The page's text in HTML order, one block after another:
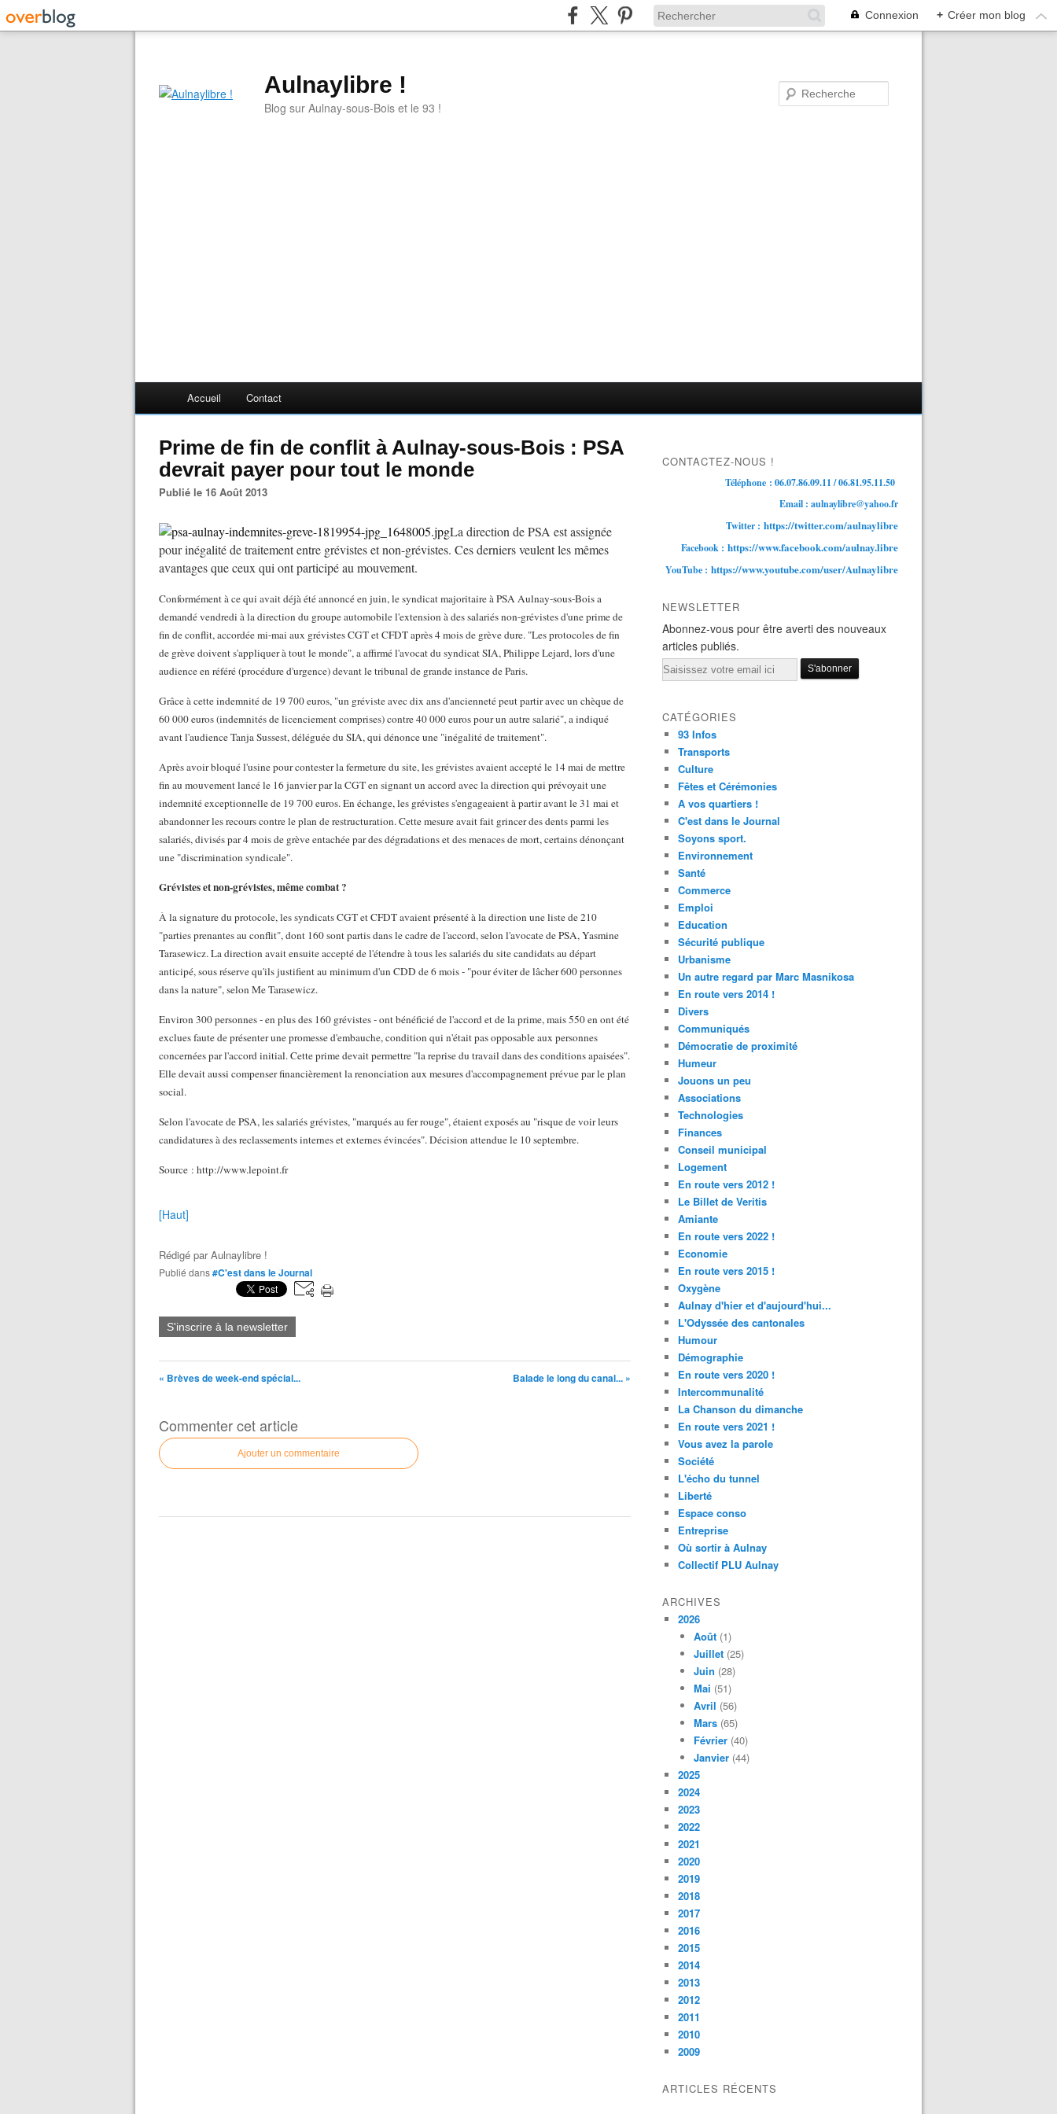
Connexion + Créer mon blog
Aulnaylibre !
Blog sur Aulnay-sous-Bois et le 93 !
Accueil Contact
Prime de fin de conflit à Aulnay-sous-Bois : PSA
devrait payer pour tout le monde
Publié le 16 Août 2013
La direction de PSA est assignée
pour inégalité de traitement entre grévistes et non-grévistes. Ces derniers veulent les mêmes
avantages que ceux qui ont participé au mouvement.
Conformément à ce qui avait déjà été annoncé en juin, le syndicat majoritaire à PSA Aulnay-sous-Bois a
demandé vendredi à la direction du groupe automobile l'extension à des salariés non-grévistes d'une prime de
fin de conflit, accordée mi-mai aux grévistes CGT et CFDT après 4 mois de grève dure. "Les protocoles de fin
de grève doivent s'appliquer à tout le monde", a affirmé l'avocat du syndicat SIA, Philippe Lejard, lors d'une
audience en référé (procédure d'urgence) devant le tribunal de grande instance de Paris.
Grâce à cette indemnité de 19 700 euros, "un gréviste avec dix ans d'ancienneté peut partir avec un chèque de
60 000 euros (indemnités de licenciement comprises) contre 40 000 euros pour un autre salarié", a indiqué
avant l'audience Tanja Sussest, déléguée du SIA, qui dénonce une "inégalité de traitement".
Après avoir bloqué l'usine pour contester la fermeture du site, les grévistes avaient accepté le 14 mai de mettre
fin au mouvement lancé le 16 janvier par la CGT en signant un accord avec la direction qui prévoyait une
indemnité exceptionnelle de 19 700 euros. En échange, les grévistes s'engageaient à partir avant le 31 mai et
abandonner les recours contre le plan de restructuration. Cette mesure avait fait grincer des dents parmi les
salariés, divisés par 4 mois de grève entachée par des dégradations et des menaces de mort, certains dénonçant
une "discrimination syndicale".
Grévistes et non-grévistes, même combat ?
À la signature du protocole, les syndicats CGT et CFDT avaient présenté à la direction une liste de 210
"parties prenantes au conflit", dont 160 sont partis dans le cadre de l'accord, selon l'avocate de PSA, Yasmine
Tarasewicz. La direction avait ensuite accepté de l'étendre à tous les salariés du site candidats au départ
anticipé, sous réserve qu'ils justifient au minimum d'un CDD de 6 mois - "pour éviter de lâcher 600 personnes
dans la nature", selon Me Tarasewicz.
Environ 300 personnes - en plus des 160 grévistes - ont bénéficié de l'accord et de la prime, mais 550 en ont été
exclues faute de présenter une promesse d'embauche, condition qui n'était pas opposable aux personnes
concernées par l'accord initial. Cette prime devait permettre "la reprise du travail dans des conditions apaisées".
Elle devait aussi compenser financièrement la renonciation aux mesures d'accompagnement prévue par le plan
social.
Selon l'avocate de PSA, les salariés grévistes, "marqués au fer rouge", étaient exposés au "risque de voir leurs
candidatures à des reclassements internes et externes évincées". Décision attendue le 10 septembre.
Source : http://www.lepoint.fr
[Haut]
Rédigé parAulnaylibre !
Publié dans#C'est dans le Journal
S'inscrire à la newsletter
« Brèves de week-end spécial... Balade le long du canal... »
Commenter cet article
Ajouter un commentaire
CONTACTEZ-NOUS !
Téléphone : 06.07.86.09.11 / 06.81.95.11.50
Email : aulnaylibre@yahoo.fr
Twitter : https://twitter.com/aulnaylibre
Facebook : https://www.facebook.com/aulnay.libre
YouTube : https://www.youtube.com/user/Aulnaylibre
NEWSLETTER
Abonnez-vous pour être averti des nouveaux
articles publiés.
Email
CATÉGORIES
93 Infos
Transports
Culture
Fêtes et Cérémonies
A vos quartiers !
C'est dans le Journal
Soyons sport.
Environnement
Santé
Commerce
Emploi
Education
Sécurité publique
Urbanisme
Un autre regard par Marc Masnikosa
En route vers 2014 !
Divers
Communiqués
Démocratie de proximité
Humeur
Jouons un peu
Associations
Technologies
Finances
Conseil municipal
Logement
En route vers 2012 !
Le Billet de Veritis
Amiante
En route vers 2022 !
Economie
En route vers 2015 !
Oxygène
Aulnay d'hier et d'aujourd'hui...
L'Odyssée des cantonales
Humour
Démographie
En route vers 2020 !
Intercommunalité
La Chanson du dimanche
En route vers 2021 !
Vous avez la parole
Société
L'écho du tunnel
Liberté
Espace conso
Entreprise
Où sortir à Aulnay
Collectif PLU Aulnay
ARCHIVES
2026
Août (1)
Juillet (25)
Juin (28)
Mai (51)
Avril (56)
Mars (65)
Février (40)
Janvier (44)
2025
2024
2023
2022
2021
2020
2019
2018
2017
2016
2015
2014
2013
2012
2011
2010
2009
ARTICLES RÉCENTS